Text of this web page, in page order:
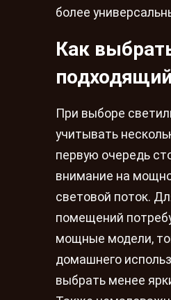
более
Как
При выборе
учитывать
первую очередь
внимание на
световой поток.
помещений
мощные модели,
домашнего
выбрать менее